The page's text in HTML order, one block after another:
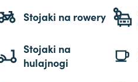
Stojaki na rowery
Stojaki na
hulajnogi